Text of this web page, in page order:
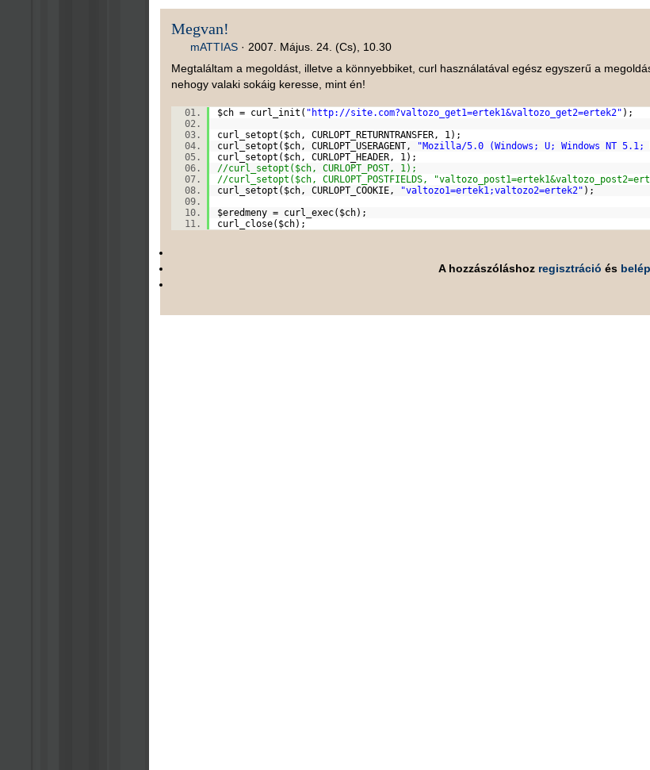
Megvan!
mATTIAS· 2007. Május. 24. (Cs), 10.30
Megtaláltam a megoldást, illetve a könnyebbiket, curl használatával egész egyszerű a
nehogy valaki sokáig keresse, mint én!
$ch= curl_init( "http://site.com?valtozo_get1=ertek1&valtozo_get2=ertek2" );
curl_setopt( $ch, CURLOPT_RETURNTRANSFER, 1);
curl_setopt( $ch, CURLOPT_USERAGENT, "Mozilla/5.0 (Windows; U; Windows NT
curl_setopt( $ch, CURLOPT_HEADER, 1);
//curl_setopt($ch, CURLOPT_POST, 1);
//curl_setopt($ch, CURLOPT_POSTFIELDS,
curl_setopt( $ch, CURLOPT_COOKIE, "valtozo1=ertek1;valtozo2=ertek2" );
$eredmeny= curl_exec( $ch);
curl_close( $ch);
A hozzászóláshoz regisztráció és